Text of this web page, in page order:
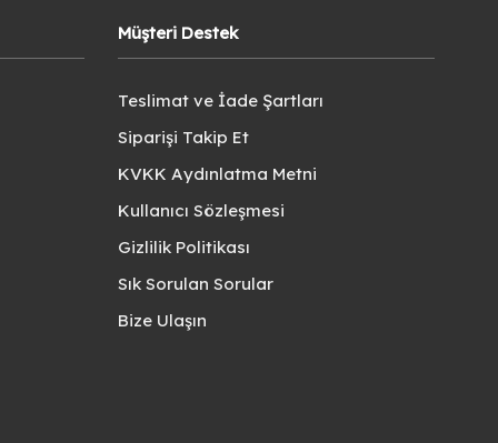
Müşteri Destek
Teslimat ve İade Şartları
Siparişi Takip Et
KVKK Aydınlatma Metni
Kullanıcı Sözleşmesi
Gizlilik Politikası
Sık Sorulan Sorular
Bize Ulaşın